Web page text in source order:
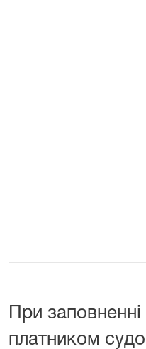
При
платником